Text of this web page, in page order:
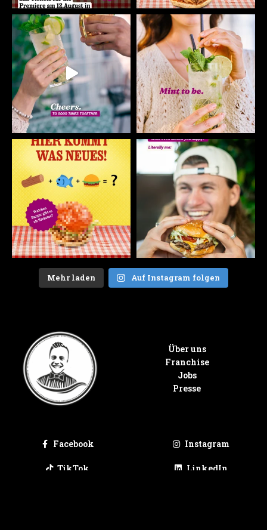
Mehr laden Auf Instagram folgen
Über uns
Franchise
Jobs
Presse
Facebook Instagram
TikTok LinkedIn